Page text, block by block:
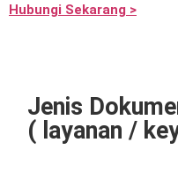
Hubungi Sekarang >
Jenis
( layanan /